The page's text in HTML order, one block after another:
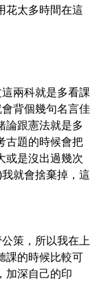
花太多時間在這
兩科就是多看課
背個幾句名言佳
論跟憲法就是多
古題的時候會把
或是沒出過幾次
就會捨棄掉，這
策，所以我在上
課的時候比較可
加深自己的印